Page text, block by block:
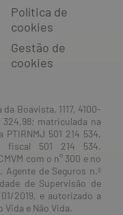
Política de
cookies
Gestão de
cookies
Boavista, 1117, 4100-
matriculada na
501 214 534,
fiscal 501 214 534.
com o n° 300 e no
Agente de Seguros n.º
de Supervisão de
2019, e autorizado a
Vida e Não Vida.